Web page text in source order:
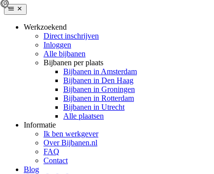
Werkzoekend
Direct inschrijven
Inloggen
Alle bijbanen
Bijbanen per plaats
Bijbanen in Amsterdam
Bijbanen in Den Haag
Bijbanen in Groningen
Bijbanen in Rotterdam
Bijbanen in Utrecht
Alle plaatsen
Informatie
Ik ben werkgever
Over Bijbanen.nl
FAQ
Contact
Blog